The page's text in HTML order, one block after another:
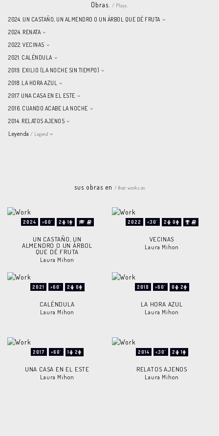
Obras. / Plays.
2024. UN CASTAÑO, UN ALMENDRO O UN ÁRBOL QUE DÉ FRUTA
2024. RENATA
2022. VECINAS
2021. CALÉNDULA
2019. EXILIO (LA NOCHE SIN TIEMPO)
2018. LA HORA AZUL
2017. UNA CASA EN EL ESTE
2016. CUANDO ACABE LA NOCHE
2014. RELATOS AJENOS
Leyenda / Legend
sus obras en / their works on
2024 >60' 2 1
UN CASTAÑO, UN
ALMENDRO O UN ÁRBOL
QUE DÉ FRUTA
Laura Mihon
2022 <30' 2 0
VECINAS
Laura Mihon
2021 >60' 2 0
CALÉNDULA
Laura Mihon
2018 >60' 0 2
LA HORA AZUL
Laura Mihon
2017 >60' 1 2
UNA CASA EN EL ESTE
Laura Mihon
2014 <30' 2 1
RELATOS AJENOS
Laura Mihon